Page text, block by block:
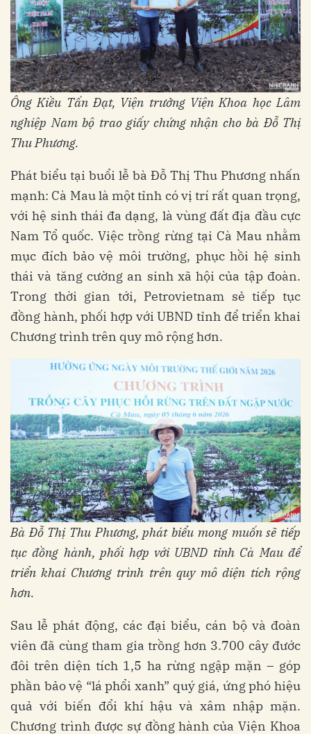
Ông Kiều Tấn Đạt, Viện trưởng Viện Khoa học Lâm
nghiệp Nam bộ trao giấy chứng nhận cho bà Đỗ Thị
Thu Phương.
Phát biểu tại buổi lễ bà Đỗ Thị Thu Phương nhấn
mạnh: Cà Mau là một tỉnh có vị trí rất quan trọng,
với hệ sinh thái đa dạng, là vùng đất địa đầu cực
Nam Tổ quốc. Việc trồng rừng tại Cà Mau nhằm
mục đích bảo vệ môi trường, phục hồi hệ sinh
thái và tăng cường an sinh xã hội của tập đoàn.
Trong thời gian tới, Petrovietnam sẻ tiếp tục
đồng hành, phối hợp với UBND tỉnh để triển khai
Chương trình trên quy mô rộng hơn.
Bà Đỗ Thị Thu Phương, phát biểu mong muốn sẽ tiếp
tục đồng hành, phối hợp với UBND tỉnh Cà Mau để
triển khai Chương trình trên quy mô diện tích rộng
hơn.
Sau lễ phát động, các đại biểu, cán bộ và đoàn
viên đã cùng tham gia trồng hơn 3.700 cây đước
đôi trên diện tích 1,5 ha rừng ngập mặn – góp
phần bảo vệ “lá phổi xanh” quý giá, ứng phó hiệu
quả với biến đổi khí hậu và xâm nhập mặn.
Chương trình được sự đồng hành của Viện Khoa